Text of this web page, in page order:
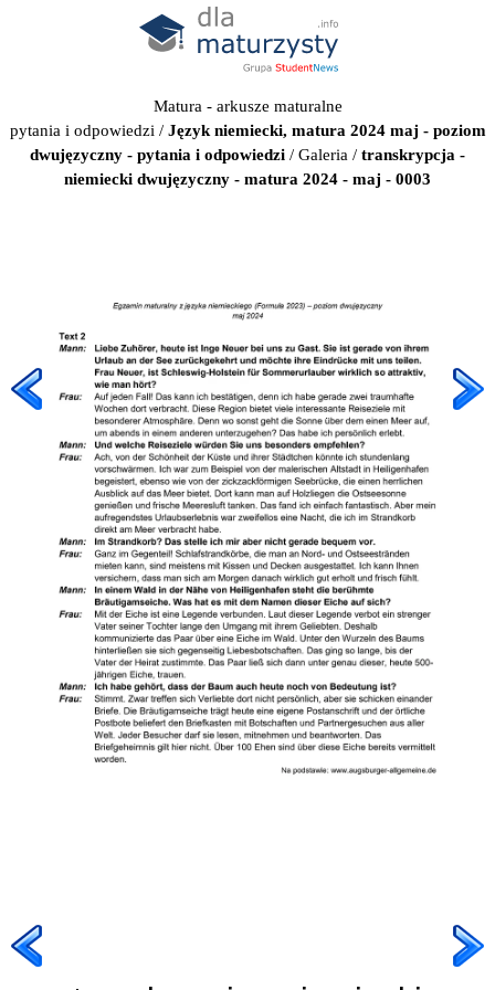
Matura - arkusze maturalne
pytania i odpowiedzi / Język niemiecki, matura 2024 maj - poziom
dwujęzyczny - pytania i odpowiedzi / Galeria / transkrypcja -
niemiecki dwujęzyczny - matura 2024 - maj - 0003